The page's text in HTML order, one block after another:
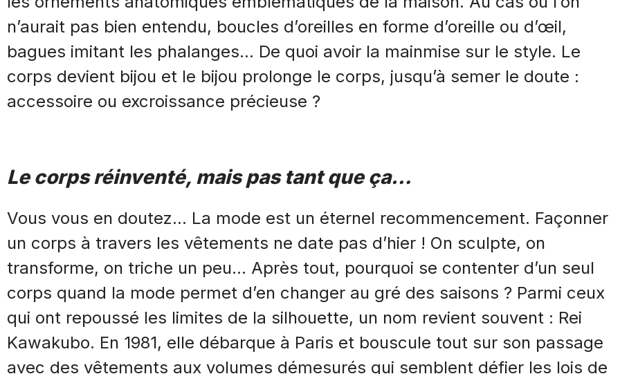
n’aurait pas bien entendu, boucles d’oreilles en forme d’oreille ou d’œil,
bagues imitant les phalanges… De quoi avoir la mainmise sur le style. Le
corps devient bijou et le bijou prolonge le corps, jusqu’à semer le doute :
accessoire ou excroissance précieuse ?
Le corps réinventé, mais pas tant que ça…
Vous vous en doutez… La mode est un éternel recommencement. Façonner
un corps à travers les vêtements ne date pas d’hier ! On sculpte, on
transforme, on triche un peu… Après tout, pourquoi se contenter d’un seul
corps quand la mode permet d’en changer au gré des saisons ? Parmi ceux
qui ont repoussé les limites de la silhouette, un nom revient souvent : Rei
Kawakubo. En 1981, elle débarque à Paris et bouscule tout sur son passage
avec des vêtements aux volumes démesurés qui semblent défier les lois de